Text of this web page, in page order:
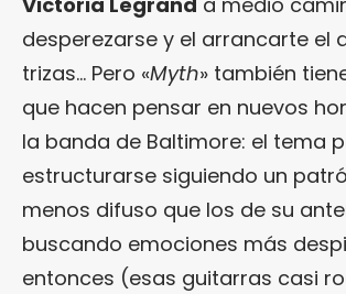
desperezarse y el arrancarte el
trizas… Pero «Myth» también
que hacen pensar en nuevos
la banda de Baltimore: el tema
estructurarse siguiendo un
menos difuso que los de su
buscando emociones más
entonces (esas guitarras casi